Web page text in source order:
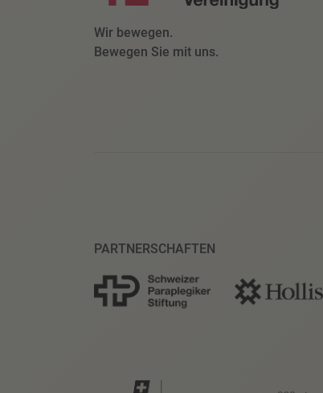
Wir bewegen.
Bewegen Sie mit uns.
PARTNERSCHAFTEN